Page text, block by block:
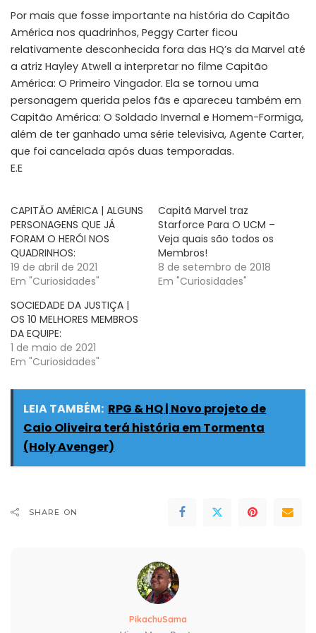
Por mais que fosse importante na história do Capitão
América nos quadrinhos, Peggy Carter ficou
relativamente desconhecida fora das HQ’s da Marvel até
a atriz Hayley Atwell a interpretar no filme Capitão
América: O Primeiro Vingador. Ela se tornou uma
personagem querida pelos fãs e apareceu também em
Capitão América: O Soldado Invernal e Homem-Formiga,
além de ter ganhado uma série televisiva, Agente Carter,
que foi cancelada após duas temporadas.
E.E
CAPITÃO AMÉRICA | ALGUNS
PERSONAGENS QUE JÁ
FORAM O HERÓI NOS
QUADRINHOS:
19 de abril de 2021
Em "Curiosidades"
Capitã Marvel traz
Starforce Para O UCM –
Veja quais são todos os
Membros!
8 de setembro de 2018
Em "Curiosidades"
SOCIEDADE DA JUSTIÇA |
OS 10 MELHORES MEMBROS
DA EQUIPE:
1 de maio de 2021
Em "Curiosidades"
LEIA TAMBÉM: RPG & HQ | Novo projeto de
Caio Oliveira terá história em Tormenta
(Holy Avenger)
SHARE ON
PikachuSama